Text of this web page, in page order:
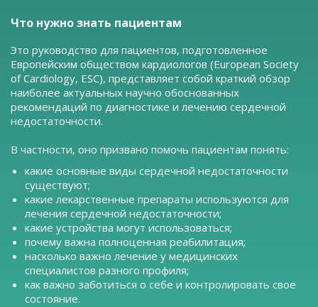
Что нужно знать пациентам
Это руководство для пациентов, подготовленное
Европейским обществом кардиологов (European Society
of Cardiology, ESC), представляет собой краткий обзор
наиболее актуальных научно обоснованных
рекомендаций по диагностике и лечению сердечной
недостаточности.
В частности, оно призвано помочь пациентам понять:
какие основные виды сердечной недостаточности
существуют;
какие лекарственные препараты используются для
лечения сердечной недостаточности;
какие устройства могут использоваться;
почему важна полноценная реабилитация;
насколько важно лечение у медицинских
специалистов разного профиля;
как важно заботиться о себе и контролировать свое
состояние.